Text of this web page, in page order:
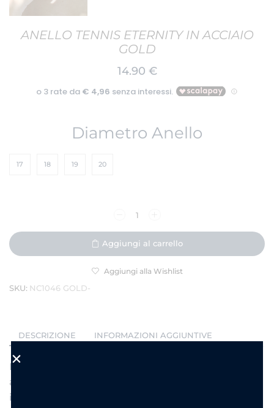
ANELLO TENNIS ETERNITY IN ACCIAIO
GOLD
14.90 €
Diametro Anello
17 18 19 20
Aggiungi al carrello
Aggiungi alla Wishlist
SKU: NC1046 GOLD-
DESCRIZIONE INFORMAZIONI AGGIUNTIVE
Luminoso, elegante e intramontabile, questo
anello tennis eternity in acciaio dorato è
impreziosito da una fila continua di zirconi brillanti